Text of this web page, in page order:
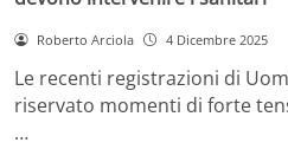
Roberto Arciola 4 Dicembre 2025
Le recenti registrazioni di
riservato momenti di forte
…